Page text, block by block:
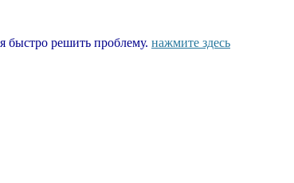
быстро решить проблему. нажмите здесь